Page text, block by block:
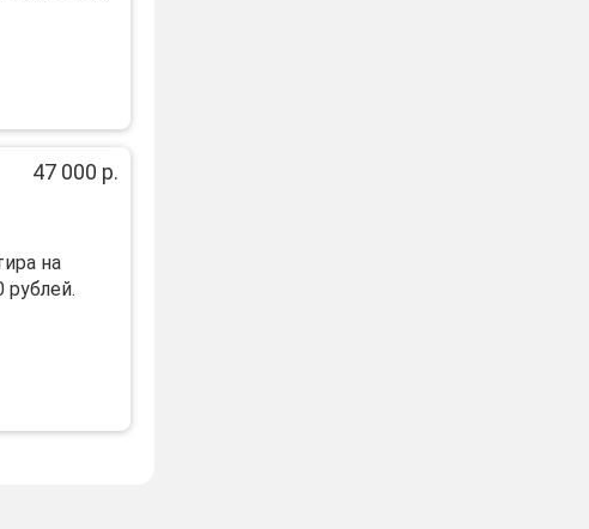
47 000 р.
на
рублей.